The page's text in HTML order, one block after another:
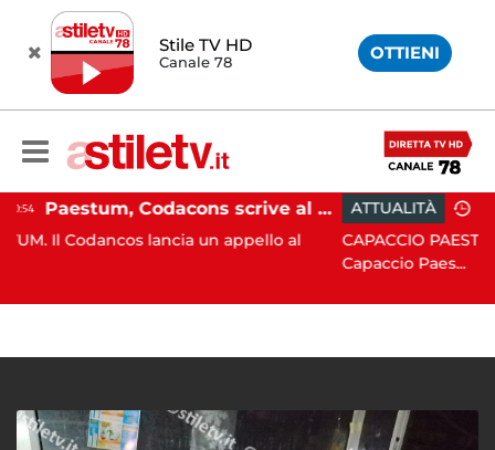
Stile TV HD
Canale 78 OTTIENI
Paestum, Codacons scrive al ministro Giuli: "Rilanciare scavi dell'Anfiteatro nell'area archeologica"
lancia un appello al
ATTUALITÀ 15:05
CAPACCIO PAESTUM. Incisiva